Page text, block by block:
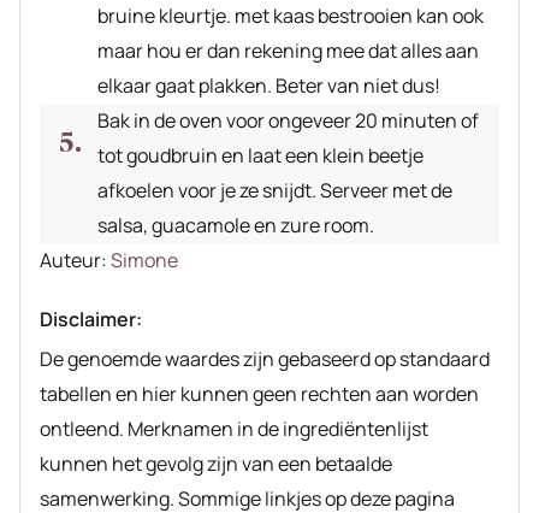
bruine kleurtje. met kaas bestrooien kan ook
maar hou er dan rekening mee dat alles aan
elkaar gaat plakken. Beter van niet dus!
Bak in de oven voor ongeveer 20 minuten of
tot goudbruin en laat een klein beetje
afkoelen voor je ze snijdt. Serveer met de
salsa, guacamole en zure room.
Auteur
Auteur:Simone
Disclaimer:
De genoemde waardes zijn gebaseerd op standaard
tabellen en hier kunnen geen rechten aan worden
ontleend. Merknamen in de ingrediëntenlijst
kunnen het gevolg zijn van een betaalde
samenwerking. Sommige linkjes op deze pagina